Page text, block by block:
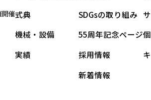
開催式典
機械・設備
実績
SDGsの取り組み
55周年記念ページ
採用情報
新着情報